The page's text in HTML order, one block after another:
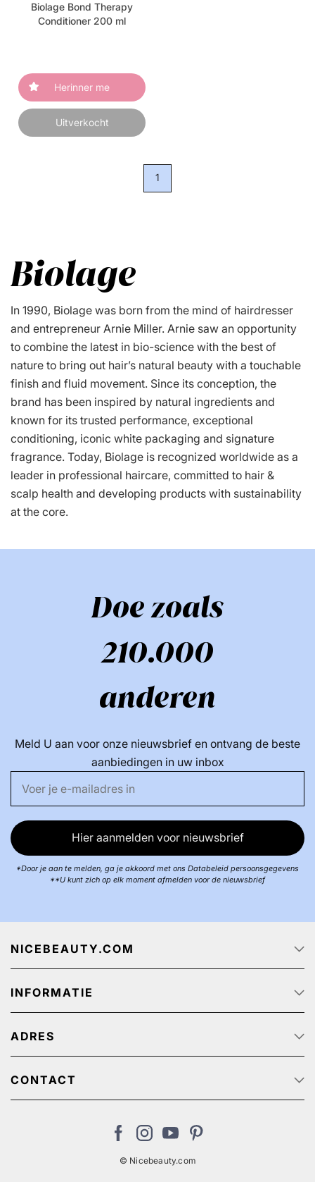
Biolage Bond Therapy
Conditioner 200 ml
Herinner me
Uitverkocht
1
Biolage
In 1990, Biolage was born from the mind of hairdresser
and entrepreneur Arnie Miller. Arnie saw an opportunity
to combine the latest in bio-science with the best of
nature to bring out hair’s natural beauty with a touchable
finish and fluid movement. Since its conception, the
brand has been inspired by natural ingredients and
known for its trusted performance, exceptional
conditioning, iconic white packaging and signature
fragrance. Today, Biolage is recognized worldwide as a
leader in professional haircare, committed to hair &
scalp health and developing products with sustainability
at the core.
Doe zoals
210.000
anderen
Meld U aan voor onze nieuwsbrief en ontvang de beste
aanbiedingen in uw inbox
Hier aanmelden voor nieuwsbrief
*Door je aan te melden, ga je akkoord met ons Databeleid persoonsgegevens
**U kunt zich op elk moment afmelden voor de nieuwsbrief
NICEBEAUTY.COM
Startpagina
Over ons
Track & Trace
Reclame aanbiedingen
INFORMATIE
Klantenservice - Q & A
Privacy beleid
Algemene Voorwaarden
Retour
ADRES
NiceBeauty ApS
Stærevej 2,
6705 Esbjerg, Denmark
CONTACT
Klantenservice: (+31) 20 891 0380 (We speak English)
© Nicebeauty.com